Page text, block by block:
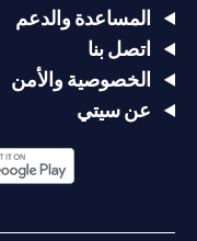
المساعدة والدعم
اتصل بنا
الخصوصية والأمن
عن سيتي